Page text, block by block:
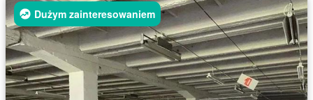
Dużym zainteresowaniem